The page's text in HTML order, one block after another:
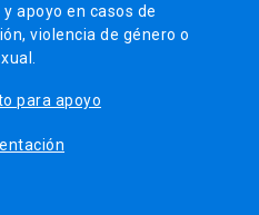
apoyo en casos de
violencia de género o
para apoyo